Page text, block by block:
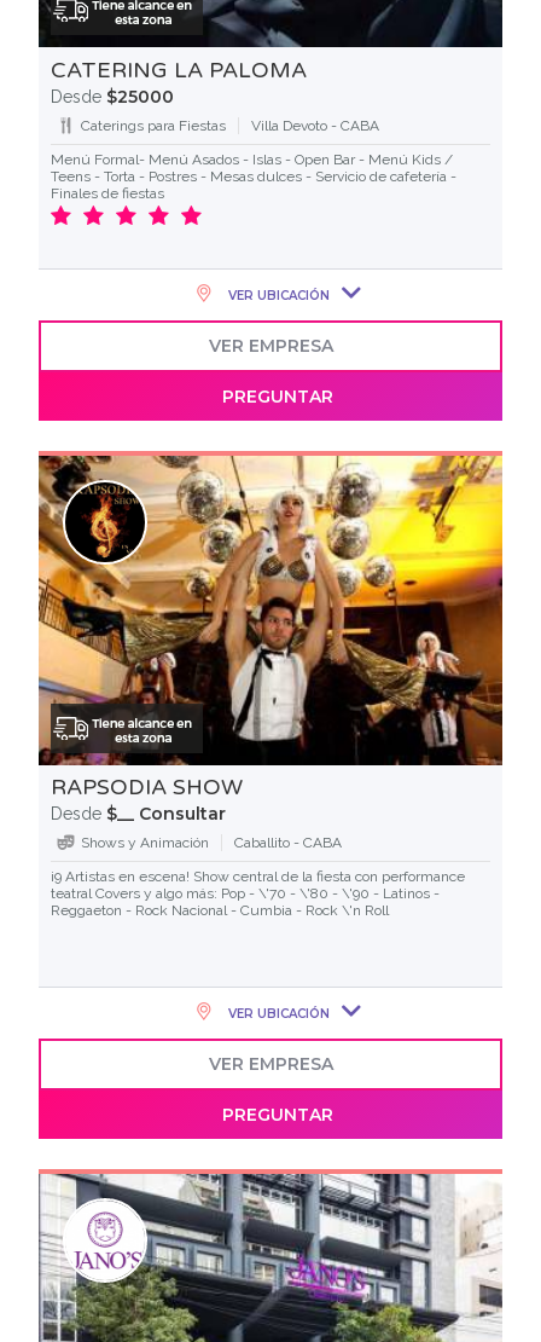
CATERING LA PALOMA
Desde $25000
Caterings para Fiestas
Villa Devoto - CABA
Menú Formal- Menú Asados - Islas - Open Bar - Menú Kids /
Teens - Torta - Postres - Mesas dulces - Servicio de cafetería -
Finales de fiestas
VER UBICACIÓN
VER EMPRESA
PREGUNTAR
RAPSODIA SHOW
Desde $__ Consultar
Shows y Animación
Caballito - CABA
¡9 Artistas en escena! Show central de la fiesta con performance
teatral Covers y algo más: Pop - \'70 - \'80 - \'90 - Latinos -
Reggaeton - Rock Nacional - Cumbia - Rock \'n Roll
VER UBICACIÓN
VER EMPRESA
PREGUNTAR